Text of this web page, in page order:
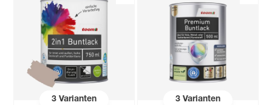
3Varianten 3Varianten